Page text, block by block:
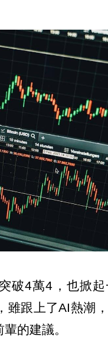
破4萬4，也掀
雖跟上了AI熱潮
的建議。